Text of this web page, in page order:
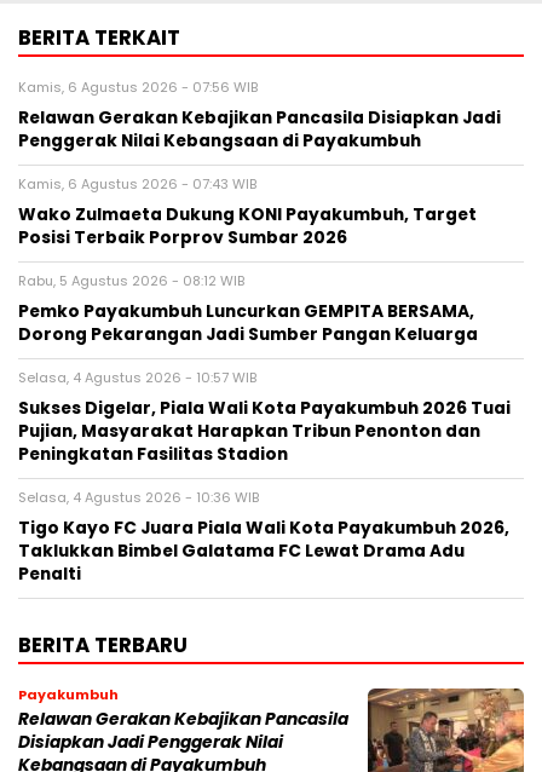
BERITA TERKAIT
Kamis, 6 Agustus 2026 - 07:56 WIB
Relawan Gerakan Kebajikan Pancasila Disiapkan Jadi
Penggerak Nilai Kebangsaan di Payakumbuh
Kamis, 6 Agustus 2026 - 07:43 WIB
Wako Zulmaeta Dukung KONI Payakumbuh, Target
Posisi Terbaik Porprov Sumbar 2026
Rabu, 5 Agustus 2026 - 08:12 WIB
Pemko Payakumbuh Luncurkan GEMPITA BERSAMA,
Dorong Pekarangan Jadi Sumber Pangan Keluarga
Selasa, 4 Agustus 2026 - 10:57 WIB
Sukses Digelar, Piala Wali Kota Payakumbuh 2026 Tuai
Pujian, Masyarakat Harapkan Tribun Penonton dan
Peningkatan Fasilitas Stadion
Selasa, 4 Agustus 2026 - 10:36 WIB
Tigo Kayo FC Juara Piala Wali Kota Payakumbuh 2026,
Taklukkan Bimbel Galatama FC Lewat Drama Adu
Penalti
BERITA TERBARU
Payakumbuh
Relawan Gerakan Kebajikan Pancasila
Disiapkan Jadi Penggerak Nilai
Kebangsaan di Payakumbuh